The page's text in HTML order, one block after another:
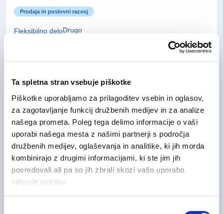
Ta spletna stran vsebuje piškotke
Piškotke uporabljamo za prilagoditev vsebin in oglasov,
za zagotavljanje funkcij družbenih medijev in za analize
našega prometa. Poleg tega delimo informacije o vaši
uporabi našega mesta z našimi partnerji s področja
družbenih medijev, oglaševanja in analitike, ki jih morda
kombinirajo z drugimi informacijami, ki ste jim jih
posredovali ali pa so jih zbrali skozi vašo uporabo
njihovih storitev.
Prodaja in poslovni razvoj
Fleksibilno deloDrugo
Prodajni predstavnik za
italijanski trg m/ž
Prodaja in poslovni razvoj
Fleksibilno delo
IT strokovnjak za digitalno